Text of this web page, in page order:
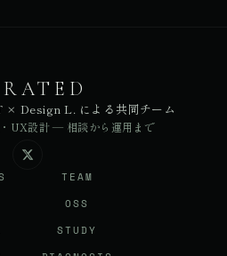
Design L. による共同チーム
UX設計 — 相談から運用まで
TEAM
OSS
STUDY